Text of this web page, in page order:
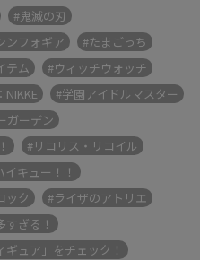
#鬼滅の刃
ンフォギア
#たまごっち
テム
#ウィッチウォッチ
NIKKE
#学園アイドルマスター
ガーデン
#リコリス・リコイル
イキュー！！
ック
#ライザのアトリエ
ぎる！
ュア」をチェック！